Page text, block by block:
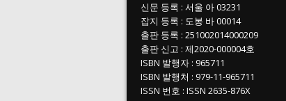
신문 등록 : 서울 아 03231
잡지 등록 : 도봉 바 00014
출판 등록 : 251002014000209
출판 신고 : 제2020-000004호
ISBN 발행자 : 965711
ISBN 발행처 : 979-11-965711
ISSN 번호 : ISSN 2635-876X